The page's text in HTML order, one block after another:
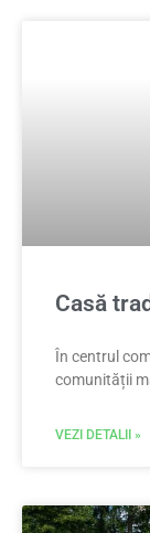
Casă
În centrul
comunității
VEZI DETALII »